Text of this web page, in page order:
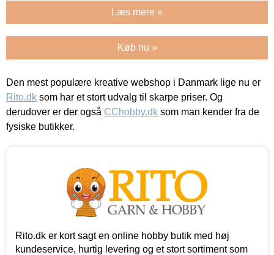
Læs mere »
Køb nu »
Den mest populære kreative webshop i Danmark lige nu er
Rito.dk som har et stort udvalg til skarpe priser. Og
derudover er der også CChobby.dk som man kender fra de
fysiske butikker.
Rito.dk er kort sagt en online hobby butik med høj
kundeservice, hurtig levering og et stort sortiment som